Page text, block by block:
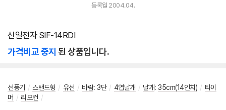
등록월 2004.04.
신일전자 SIF-14RDI
가격비교 중지 된 상품입니다.
선풍기 / 스탠드형 / 유선 / 바람: 3단 / 4엽날개 / 날개: 35cm(14인치) / 타이
머 / 리모컨 /